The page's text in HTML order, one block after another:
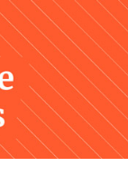
Skip
to
content